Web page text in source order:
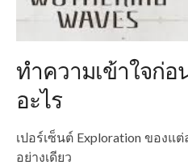
ทำความเข้าใจก่อ
อะไร
เปอร์เซ็นต์ Exploration ของแ
อย่างเดียว